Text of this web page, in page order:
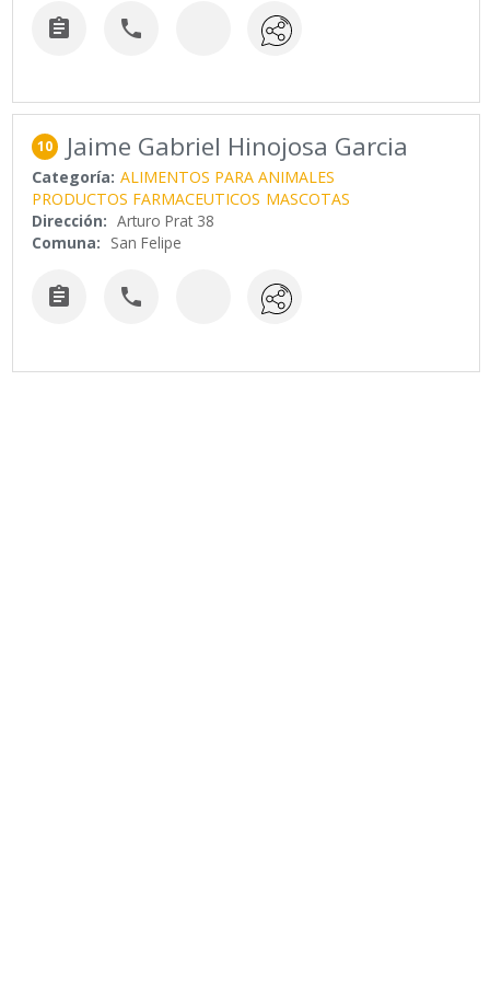
 
10 Jaime Gabriel Hinojosa Garcia
Categoría: ALIMENTOS PARA ANIMALES
PRODUCTOS FARMACEUTICOS MASCOTAS
Dirección: Arturo Prat 38
Comuna: San Felipe
 